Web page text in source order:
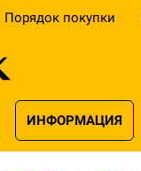
Порядок покупки
ИНФОРМАЦИЯ